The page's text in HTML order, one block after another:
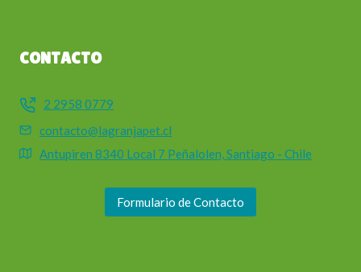
CONTACTO
2 2958 0779
contacto@lagranjapet.cl
Antupiren 8340 Local 7 Peñalolen, Santiago - Chile
Formulario de Contacto